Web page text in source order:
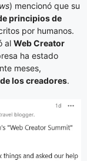
) mencionó que su
principios de
por humanos.
al Web Creator
ha estado
meses,
los creadores.